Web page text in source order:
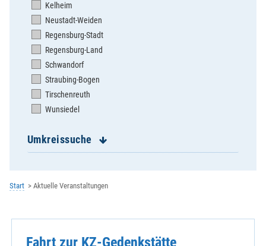
Cham - Kolpingsfamilie
Cham - St. Jakob
Cham - St. Josef
Chamerau - St. Peter und Paul
Chammünster - St.Mariä Himmelfahrt
Dalking - St. Peter und Paul
Döfering - St. Ägidius
Eschlkam - St. Jakobus
Grafenkirchen - St. Laurentius
Kelheim
Neustadt-Weiden
Regensburg-Stadt
Regensburg-Land
Schwandorf
Straubing-Bogen
Tirschenreuth
Wunsiedel
Umkreissuche
Start Aktuelle Veranstaltungen
Fahrt zur KZ-Gedenkstätte